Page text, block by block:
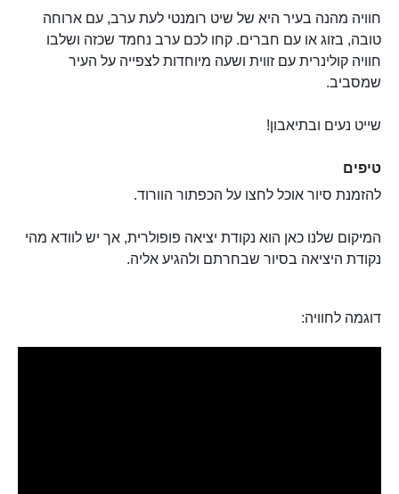
חוויה מהנה בעיר היא של שיט רומנטי לעת ערב, עם ארוחה
טובה, בזוג או עם חברים. קחו לכם ערב נחמד שכזה ושלבו
חוויה קולינרית עם זווית ושעה מיוחדות לצפייה על העיר
שמסביב.
שייט נעים ובתיאבון!
טיפים
להזמנת סיור אוכל לחצו על הכפתור הוורוד.
המיקום שלנו כאן הוא נקודת יציאה פופולרית, אך יש לוודא מהי
נקודת היציאה בסיור שבחרתם ולהגיע אליה.
דוגמה לחוויה: